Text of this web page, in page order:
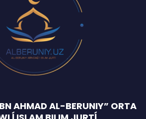
AHMAD AL-BERUNIY” ORTA